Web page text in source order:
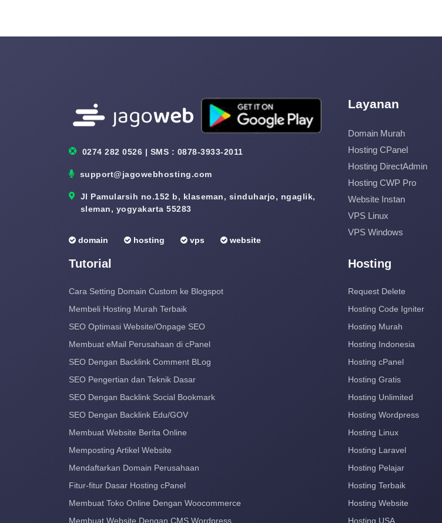
0274 282 0526 | SMS : 0878-3933-2011
support@jagowebhosting.com
Jl Pamularsih no.152 b, klaseman, sinduharjo, ngaglik,
sleman, yogyakarta 55283
domain hosting vps website
Layanan
Domain Murah
Hosting CPanel
Hosting DirectAdmin
Hosting CWP Pro
Website Instan
VPS Linux
VPS Windows
Tutorial
Cara Setting Domain Custom ke Blogspot
Membeli Hosting Murah Terbaik
SEO Optimasi Website/Onpage SEO
Membuat eMail Perusahaan di cPanel
SEO Dengan Backlink Comment BLog
SEO Pengertian dan Teknik Dasar
SEO Dengan Backlink Social Bookmark
SEO Dengan Backlink Edu/GOV
Membuat Website Berita Online
Memposting Artikel Website
Mendaftarkan Domain Perusahaan
Fitur-fitur Dasar Hosting cPanel
Membuat Toko Online Dengan Woocommerce
Membuat Website Dengan CMS Wordpress
Hosting
Request Delete
Hosting Code Igniter
Hosting Murah
Hosting Indonesia
Hosting cPanel
Hosting Gratis
Hosting Unlimited
Hosting Wordpress
Hosting Linux
Hosting Laravel
Hosting Pelajar
Hosting Terbaik
Hosting Website
Hosting USA